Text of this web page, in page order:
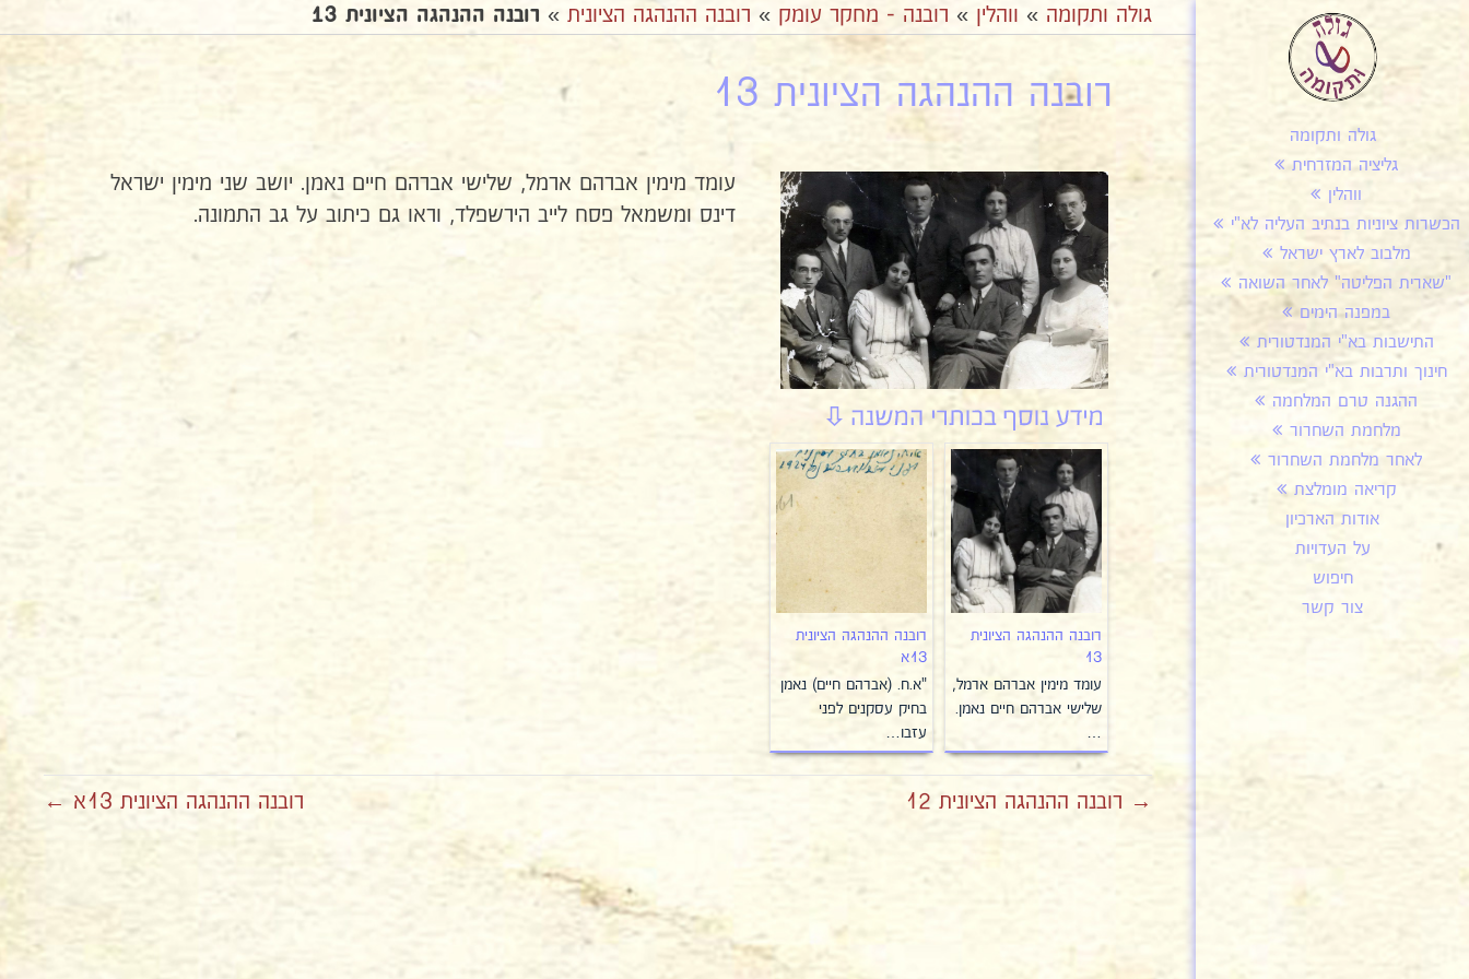
גולה ותקומה
גליציה המזרחית
ווהלין
הכשרות ציוניות בנתיב העליה לא"י
מלבוב לארץ ישראל
"שארית הפליטה" לאחר השואה
במפנה הימים
התישבות בא"י המנדטורית
חינוך ותרבות בא"י המנדטורית
ההגנה טרם המלחמה
מלחמת השחרור
לאחר מלחמת השחרור
קריאה מומלצת
אודות הארכיון
על העדויות
חיפוש
צור קשר
גולה ותקומה » ווהלין » רובנה - מחקר עומק » רובנה ההנהגה הציונית » רובנה ההנהגה הציונית 13
רובנה ההנהגה הציונית 13
עומד מימין אברהם ארמל, שלישי אברהם חיים נאמן. יושב שני מימין ישראל
דינס ומשמאל פסח לייב הירשפלד, וראו גם כיתוב על גב התמונה.
רובנה ההנהגה הציונית
13
עומד מימין אברהם ארמל,
שלישי אברהם חיים נאמן.
…
רובנה ההנהגה הציונית
13א
"א.ח. (אברהם חיים) נאמן
בחיק עסקנים לפני
עזבו…
→ רובנה ההנהגה הציונית 12 רובנה ההנהגה הציונית 13א ←